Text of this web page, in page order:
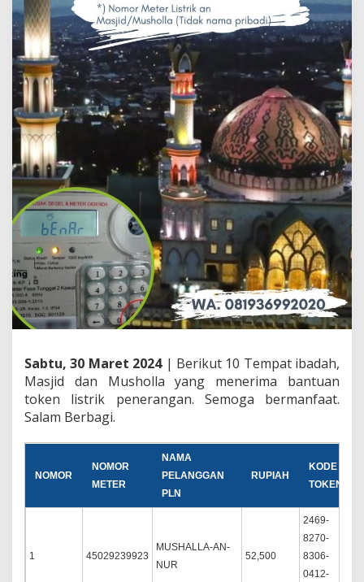
Sabtu, 30 Maret 2024| Berikut 10 Tempat ibadah,
Masjid dan Musholla yang menerima bantuan
token listrik penerangan. Semoga bermanfaat.
Salam Berbagi.
NOMOR
NOMOR
METER
NAMA
PELANGGAN
PLN
RUPIAH
KODE
TOKEN
1 45029239923
MUSHALLA-AN-
NUR
52,500
2469-
8270-
8306-
0412-